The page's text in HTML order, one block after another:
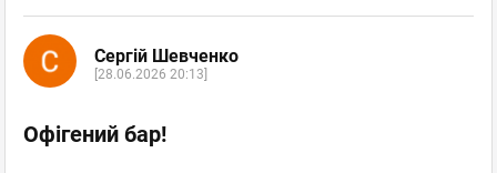
Сергій Шевченко
[28.06.2026 20:13]
Офігений бар!